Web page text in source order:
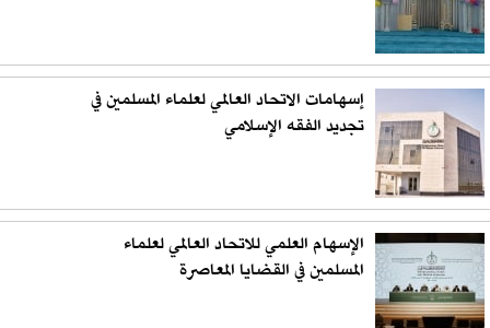
إسهامات الاتحاد العالمي لعلماء المسلمين في
تجديد الفقه الإسلامي
الإسهام العلمي للاتحاد العالمي لعلماء
المسلمين في القضايا المعاصرة